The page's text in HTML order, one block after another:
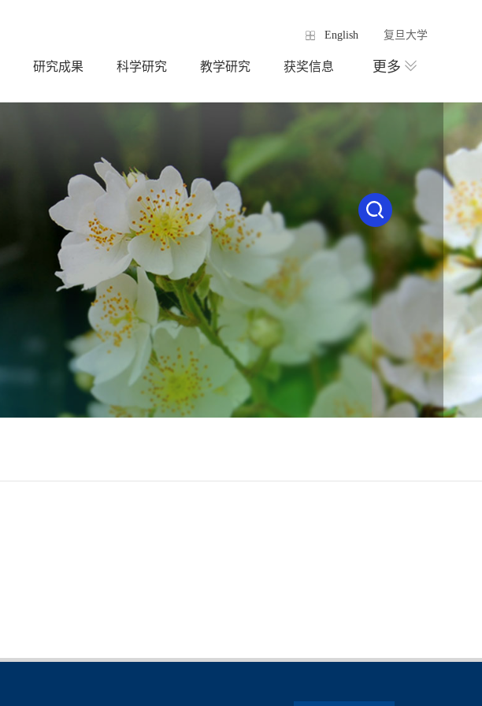
English 复旦大学
研究成果 科学研究 教学研究 获奖信息 更多